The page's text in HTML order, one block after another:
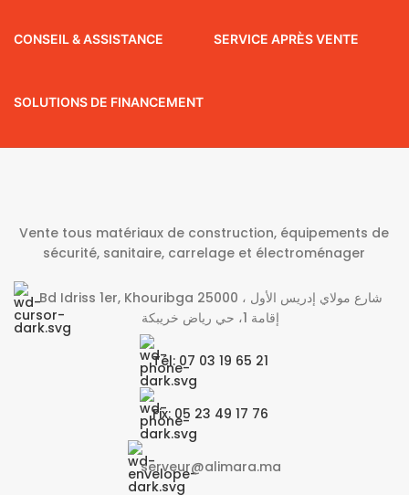
CONSEIL & ASSISTANCE SERVICE APRÈS VENTE
SOLUTIONS DE FINANCEMENT
Vente tous matériaux de construction, équipements de
sécurité, sanitaire, carrelage et électroménager
Bd Idriss 1er, Khouribga 25000 شارع مولاي إدريس الأول ،
إقامة 1، حي رياض خريبكة
Tél: 07 03 19 65 21
Fix: 05 23 49 17 76
serveur@alimara.ma